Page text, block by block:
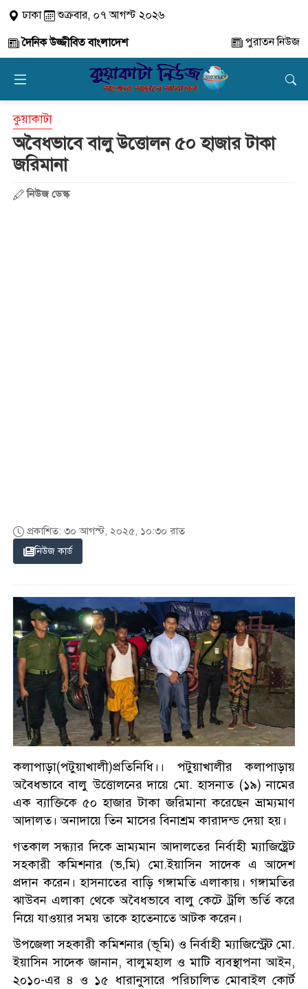
ঢাকা
শুক্রবার, ০৭ আগস্ট ২০২৬
দৈনিক উজ্জীবিত বাংলাদেশ
পুরাতন নিউজ
কুয়াকাটা
অবৈধভাবে বালু উত্তোলন ৫০ হাজার টাকা
জরিমানা
নিউজ ডেস্ক
প্রকাশিত: ৩০ আগস্ট, ২০২৫, ১০:৩০ রাত
নিউজ কার্ড
কলাপাড়া(পটুয়াখালী)প্রতিনিধি।। পটুয়াখালীর কলাপাড়ায়
অবৈধভাবে বালু উত্তোলনের দায়ে মো. হাসনাত (১৯) নামের
এক ব্যাক্তিকে ৫০ হাজার টাকা জরিমানা করেছেন ভ্রাম্যমাণ
আদালত। অনাদায়ে তিন মাসের বিনাশ্রম কারাদন্ড দেয়া হয়।
গতকাল সন্ধ্যার দিকে ভ্রাম্যমান আদালতের নির্বাহী ম্যাজিষ্ট্রেট
সহকারী কমিশনার (ভ‚মি) মো.ইয়াসিন সাদেক এ আদেশ
প্রদান করেন। হাসনাতের বাড়ি গঙ্গামতি এলাকায়। গঙ্গামতির
ঝাউবন এলাকা থেকে অবৈধভাবে বালু কেটে ট্রলি ভর্তি করে
নিয়ে যাওয়ার সময় তাকে হাতেনাতে আটক করেন।
উপজেলা সহকারী কমিশনার (ভূমি) ও নির্বাহী ম্যাজিস্ট্রেট মো.
ইয়াসিন সাদেক জানান, বালুমহাল ও মাটি ব্যবস্থাপনা আইন,
২০১০-এর ৪ ও ১৫ ধারানুসারে পরিচালিত মোবাইল কোর্ট